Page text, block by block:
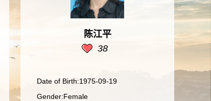
陈江平
38
Date of Birth:1975-09-19
Gender:Female